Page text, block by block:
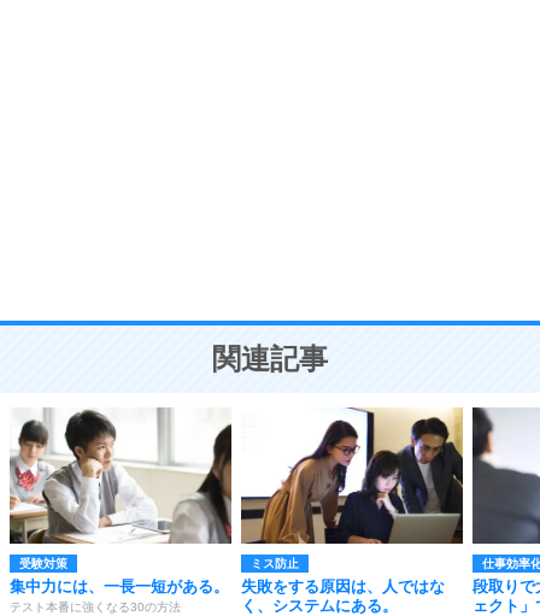
ことが大切。
関連記事
受験対策
集中力には、一長一短がある。
テスト本番に強くなる30の方法
ミス防止
失敗をする原因は、人ではな
く、システムにある。
仕事効率
段取りで
ェクト